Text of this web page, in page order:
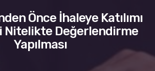
Önce İhaleye Katılımı
Nitelikte Değerlendirme
Yapılması